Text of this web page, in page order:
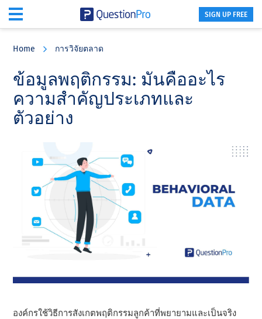
content
sidebar
SIGN UP FREE
Home การวิจัยตลาด
ข้อมูลพฤติกรรม: มันคืออะไร
ความสําคัญประเภทและ
ตัวอย่าง
องค์กรใช้วิธีการสังเกตพฤติกรรมลูกค้าที่พยายามและเป็นจริง